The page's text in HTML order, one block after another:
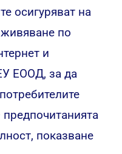
осигуряват на
по
и
ЕООД, за да
показване